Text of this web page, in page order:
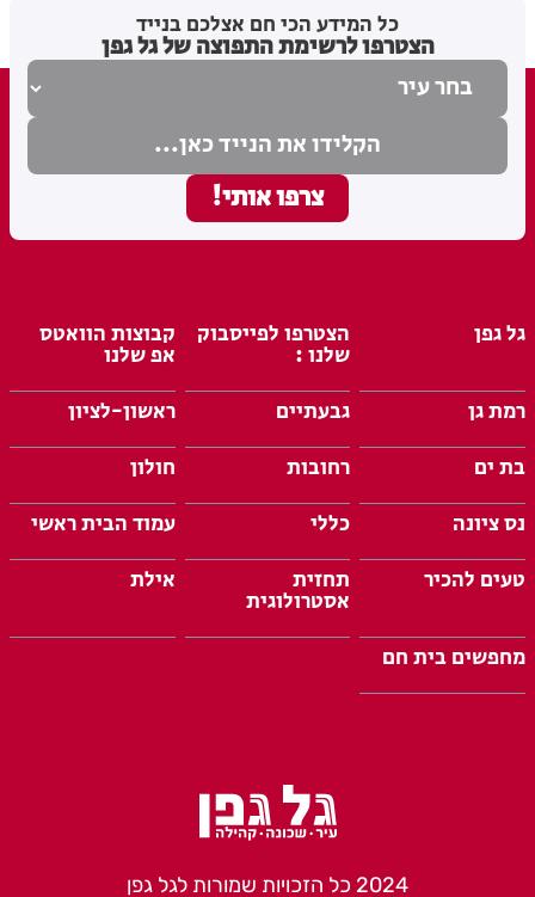
כל המידע הכי חם אצלכם בנייד
הצטרפו לרשימת התפוצה של גל גפן
גל גפן הצטרפו לפייסבוק
שלנו :
קבוצות הוואטס
אפ שלנו
רמת גן
גבעתיים
ראשון-לציון
בת ים
רחובות
חולון
נס ציונה
כללי
עמוד הבית ראשי
טעים להכיר
תחזית
אסטרולוגית
אילת
מחפשים בית חם
2024 כל הזכויות שמורות לגל גפן